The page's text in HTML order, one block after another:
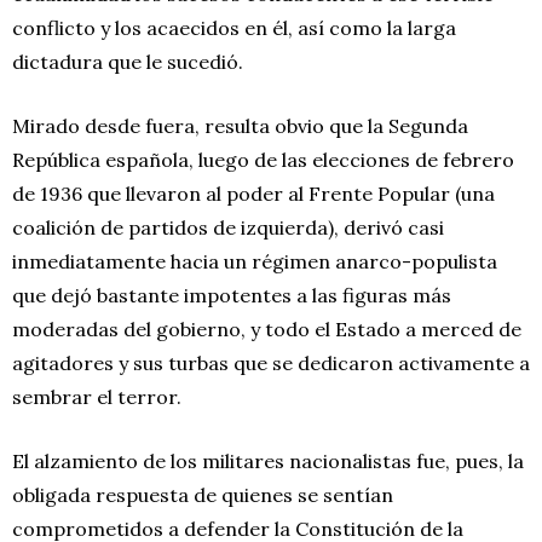
conflicto y los acaecidos en él, así como la larga
dictadura que le sucedió.
Mirado desde fuera, resulta obvio que la Segunda
República española, luego de las elecciones de febrero
de 1936 que llevaron al poder al Frente Popular (una
coalición de partidos de izquierda), derivó casi
inmediatamente hacia un régimen anarco-populista
que dejó bastante impotentes a las figuras más
moderadas del gobierno, y todo el Estado a merced de
agitadores y sus turbas que se dedicaron activamente a
sembrar el terror.
El alzamiento de los militares nacionalistas fue, pues, la
obligada respuesta de quienes se sentían
comprometidos a defender la Constitución de la